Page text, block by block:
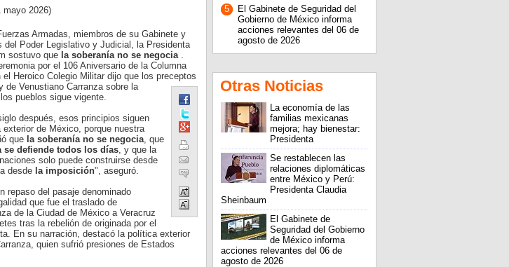
mayo 2026)
Armadas, miembros de su Gabinete y
del Poder Legislativo y Judicial, la Presidenta
sostuvo que la soberanía no se negocia.
por el 106 Aniversario de la Columna
el Heroico Colegio Militar dijo que los preceptos
de Venustiano Carranza sobre la
pueblos sigue vigente.
después, esos principios siguen
de México, porque nuestra
quela soberanía no se negocia, que
se defiende todos los días, y que la
solo puede construirse desde
desde la imposición", aseguró.
repaso del pasaje denominado
que fue el traslado de
de la Ciudad de México a Veracruz
tras la rebelión de originada por el
En su narración, destacó la política exterior
quien sufrió presiones de Estados
5
El Gabinete de Seguridad del
Gobierno de México informa
acciones relevantes del 06 de
agosto de 2026
Otras Noticias
La economía de las
familias mexicanas
mejora; hay bienestar:
Presidenta
Se restablecen las
relaciones diplomáticas
entre México y Perú:
Presidenta Claudia
Sheinbaum
El Gabinete de
Seguridad del Gobierno
de México informa
acciones relevantes del 06 de
agosto de 2026